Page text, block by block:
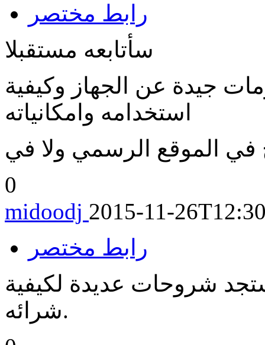
رابط مختصر
سأتابعه مستقبلا
جيدة عن الجهاز وكيفية
استخدامه وامكانياته
0
midoodj 2015-11-
رابط مختصر
شروحات عديدة لكيفية
شرائه.